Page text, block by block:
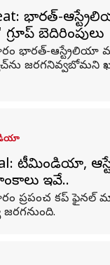
భారత్-
బెదిరింపులు
భారత్-ఆస్ట్రేలియా
జరగనివ్వబోమని
టీమిండియా,
ఇవే..
ప్రపంచ కప్